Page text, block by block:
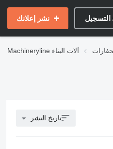
نشر إعلانك
Machineryline آلات البناء
تاريخ النشر